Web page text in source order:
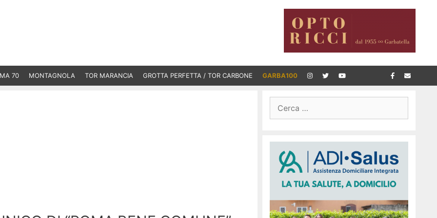
70 MONTAGNOLA TOR MARANCIA GROTTA PERFETTA / TOR CARBONE GARBA100
per: